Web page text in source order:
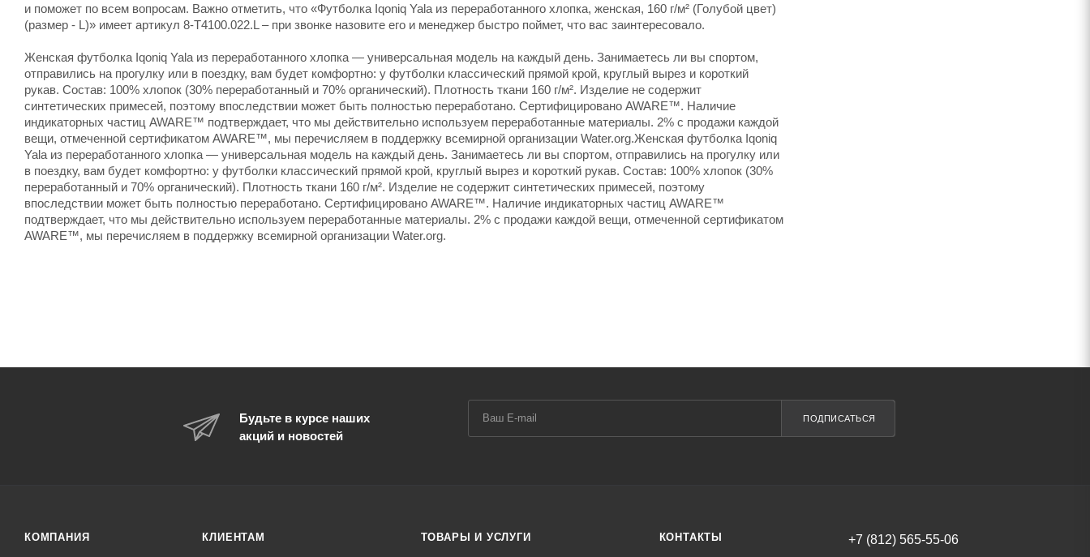
и поможет по всем вопросам. Важно отметить, что «Футболка Iqoniq Yala из переработанного хлопка, женская, 160 г/м² (Голубой цвет)
(размер - L)» имеет артикул 8-T4100.022.L – при звонке назовите его и менеджер быстро поймет, что вас заинтересовало.
Женская футболка Iqoniq Yala из переработанного хлопка — универсальная модель на каждый день. Занимаетесь ли вы спортом,
отправились на прогулку или в поездку, вам будет комфортно: у футболки классический прямой крой, круглый вырез и короткий
рукав. Состав: 100% хлопок (30% переработанный и 70% органический). Плотность ткани 160 г/м². Изделие не содержит
синтетических примесей, поэтому впоследствии может быть полностью переработано. Сертифицировано AWARE™. Наличие
индикаторных частиц AWARE™ подтверждает, что мы действительно используем переработанные материалы. 2% с продажи каждой
вещи, отмеченной сертификатом AWARE™, мы перечисляем в поддержку всемирной организации Water.org.Женская футболка Iqoniq
Yala из переработанного хлопка — универсальная модель на каждый день. Занимаетесь ли вы спортом, отправились на прогулку или
в поездку, вам будет комфортно: у футболки классический прямой крой, круглый вырез и короткий рукав. Состав: 100% хлопок (30%
переработанный и 70% органический). Плотность ткани 160 г/м². Изделие не содержит синтетических примесей, поэтому
впоследствии может быть полностью переработано. Сертифицировано AWARE™. Наличие индикаторных частиц AWARE™
подтверждает, что мы действительно используем переработанные материалы. 2% с продажи каждой вещи, отмеченной сертификатом
AWARE™, мы перечисляем в поддержку всемирной организации Water.org.
Будьте в курсе наших
акций и новостей
ПОДПИСАТЬСЯ
КОМПАНИЯ КЛИЕНТАМ ТОВАРЫ И УСЛУГИ КОНТАКТЫ +7 (812) 565-55-06